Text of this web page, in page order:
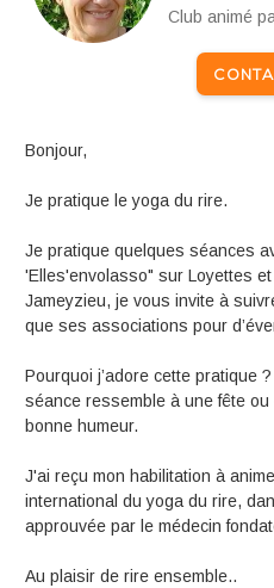
Club animé
Bonjour,
Je pratique le yoga du rire.
Je pratique quelques séances
'Elles'envolasso" sur Loyettes
Jameyzieu, je vous invite à
que ses associations pour
Pourquoi j’adore cette pratique
séance ressemble à une fête
bonne humeur.
J'ai reçu mon habilitation à
international du yoga du rire,
approuvée par le médecin
Au plaisir de rire ensemble..